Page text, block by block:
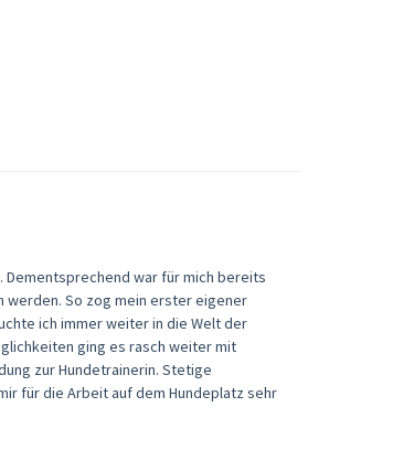
Dementsprechend war für mich bereits
werden. So zog mein erster eigener
ich immer weiter in die Welt der
ging es rasch weiter mit
zur Hundetrainerin. Stetige
für die Arbeit auf dem Hundeplatz sehr